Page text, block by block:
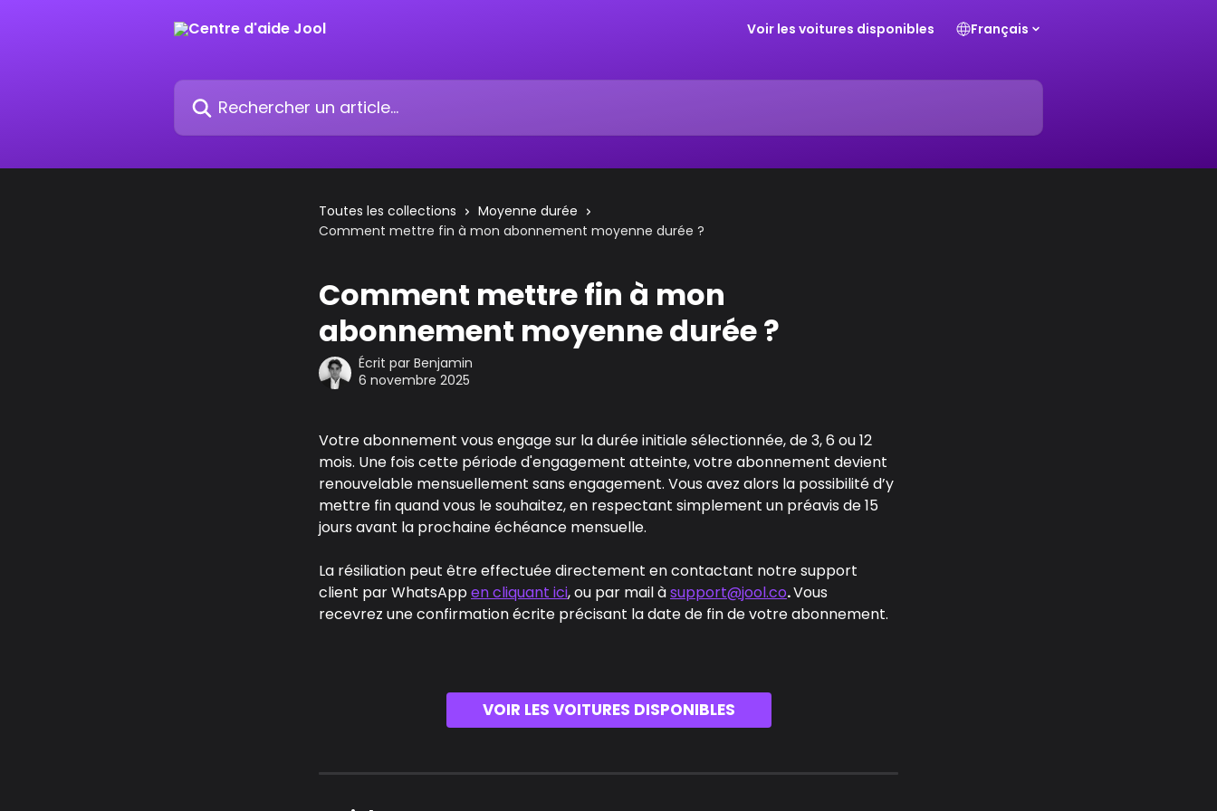
Voir les voitures disponibles Français
Rechercher un article...
Toutes les collections
Moyenne durée
Comment mettre fin à mon abonnement moyenne durée ?
Comment mettre fin à mon
abonnement moyenne durée ?
Écrit par Benjamin
6 novembre 2025
Votre abonnement vous engage sur la durée initiale sélectionnée, de 3, 6 ou 12
mois. Une fois cette période d'engagement atteinte, votre abonnement devient
renouvelable mensuellement sans engagement. Vous avez alors la possibilité d’y
mettre fin quand vous le souhaitez, en respectant simplement un préavis de 15
jours avant la prochaine échéance mensuelle.
La résiliation peut être effectuée directement en contactant notre support
client par WhatsApp en cliquant ici, ou par mail à support@jool.co. Vous
recevrez une confirmation écrite précisant la date de fin de votre abonnement.
VOIR LES VOITURES DISPONIBLES